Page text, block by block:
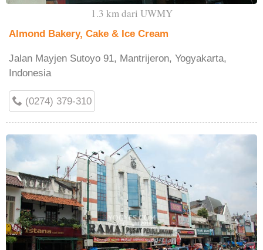
1.3 km dari UWMY
Almond Bakery, Cake & Ice Cream
Jalan Mayjen Sutoyo 91, Mantrijeron, Yogyakarta,
Indonesia
(0274) 379-310